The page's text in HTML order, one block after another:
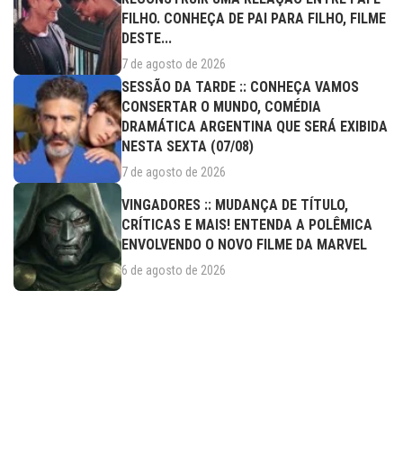
FILHO. CONHEÇA DE PAI PARA FILHO, FILME
DESTE...
7 de agosto de 2026
SESSÃO DA TARDE :: CONHEÇA VAMOS
CONSERTAR O MUNDO, COMÉDIA
DRAMÁTICA ARGENTINA QUE SERÁ EXIBIDA
NESTA SEXTA (07/08)
7 de agosto de 2026
VINGADORES :: MUDANÇA DE TÍTULO,
CRÍTICAS E MAIS! ENTENDA A POLÊMICA
ENVOLVENDO O NOVO FILME DA MARVEL
6 de agosto de 2026